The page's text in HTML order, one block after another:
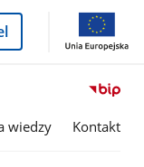
wiedzy Kontakt